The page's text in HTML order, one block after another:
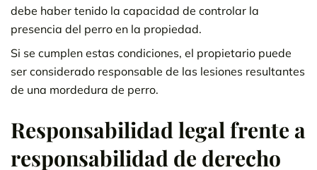
debe haber tenido la capacidad de controlar la
presencia del perro en la propiedad.
Si se cumplen estas condiciones, el propietario puede
ser considerado responsable de las lesiones resultantes
de una mordedura de perro.
Responsabilidad legal frente a
responsabilidad de derecho